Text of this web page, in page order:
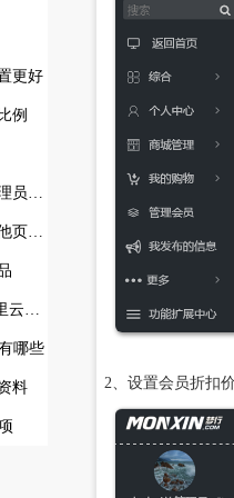
更好
例
无法退出登录时，在总管理员在管理会员页 清退所有用户登录状态
手机版更多点击为空，其他页面更多显示正常的解决方式
如何申请SSL证书（以阿里云为例）
哪些
料 2、设置会员折扣